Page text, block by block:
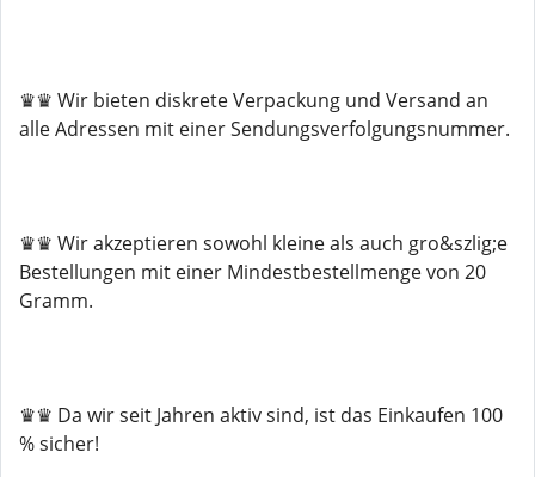
♛♛ Wir bieten diskrete Verpackung und Versand an
alle Adressen mit einer Sendungsverfolgungsnummer.
♛♛ Wir akzeptieren sowohl kleine als auch gro&szlig;e
Bestellungen mit einer Mindestbestellmenge von 20
Gramm.
♛♛ Da wir seit Jahren aktiv sind, ist das Einkaufen 100
% sicher!